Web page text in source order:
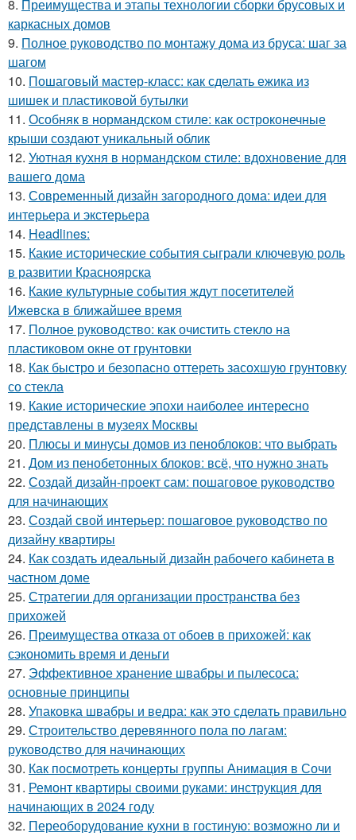
8. Преимущества и этапы технологии сборки брусовых и
каркасных домов
9. Полное руководство по монтажу дома из бруса: шаг за
шагом
10. Пошаговый мастер-класс: как сделать ежика из
шишек и пластиковой бутылки
11. Особняк в нормандском стиле: как остроконечные
крыши создают уникальный облик
12. Уютная кухня в нормандском стиле: вдохновение для
вашего дома
13. Современный дизайн загородного дома: идеи для
интерьера и экстерьера
14. Headlines:
15. Какие исторические события сыграли ключевую роль
в развитии Красноярска
16. Какие культурные события ждут посетителей
Ижевска в ближайшее время
17. Полное руководство: как очистить стекло на
пластиковом окне от грунтовки
18. Как быстро и безопасно оттереть засохшую грунтовку
со стекла
19. Какие исторические эпохи наиболее интересно
представлены в музеях Москвы
20. Плюсы и минусы домов из пеноблоков: что выбрать
21. Дом из пенобетонных блоков: всё, что нужно знать
22. Создай дизайн-проект сам: пошаговое руководство
для начинающих
23. Создай свой интерьер: пошаговое руководство по
дизайну квартиры
24. Как создать идеальный дизайн рабочего кабинета в
частном доме
25. Стратегии для организации пространства без
прихожей
26. Преимущества отказа от обоев в прихожей: как
сэкономить время и деньги
27. Эффективное хранение швабры и пылесоса:
основные принципы
28. Упаковка швабры и ведра: как это сделать правильно
29. Строительство деревянного пола по лагам:
руководство для начинающих
30. Как посмотреть концерты группы Анимация в Сочи
31. Ремонт квартиры своими руками: инструкция для
начинающих в 2024 году
32. Переоборудование кухни в гостиную: возможно ли и